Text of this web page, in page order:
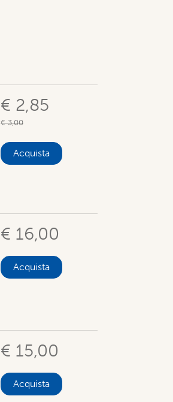
€ 2,85
€ 3,00
Acquista
€ 16,00
Acquista
€ 15,00
Acquista